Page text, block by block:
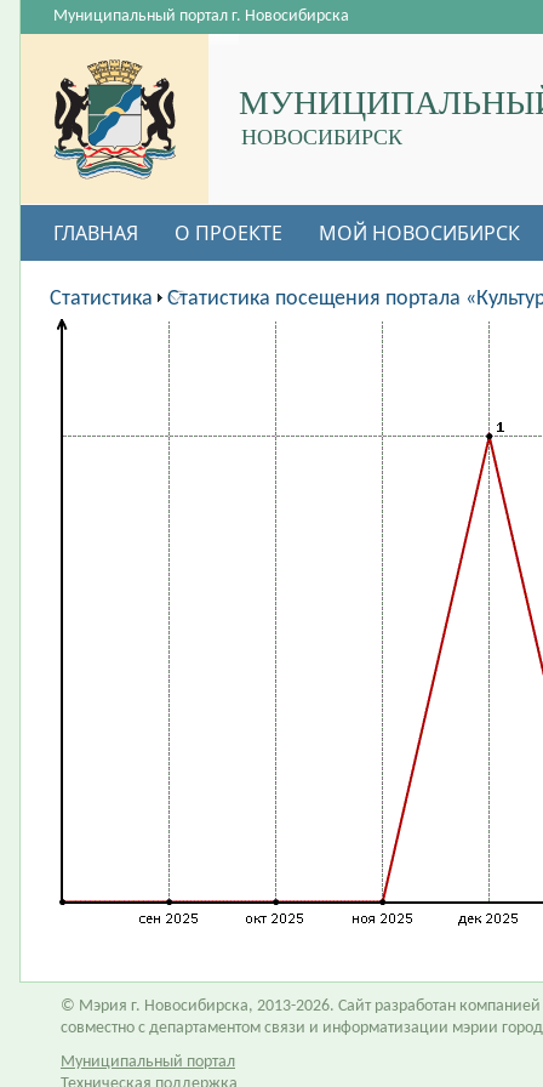
НОВОСИБИРСК
Муниципальный портал г. Новосибирска
ГЛАВНАЯ О ПРОЕКТЕ МОЙ НОВОСИБИРСК
ВАКАНСИИ
Статистика Статистика посещения портала
© Мэрия г. Новосибирска, 2013-2026. Сайт разработан компанией
совместно с департаментом связи и информатизации мэрии
Муниципальный портал